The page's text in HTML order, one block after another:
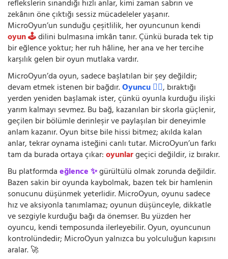
reflekslerin sınandığı hızlı anlar, kimi zaman sabrın ve
zekânın öne çıktığı sessiz mücadeleler yaşanır.
MicroOyun’un sunduğu çeşitlilik, her oyuncunun kendi
oyun 🕹️dilini bulmasına imkân tanır. Çünkü burada tek tip
bir eğlence yoktur; her ruh hâline, her ana ve her tercihe
karşılık gelen bir oyun mutlaka vardır.
MicroOyun’da oyun, sadece başlatılan bir şey değildir;
devam etmek istenen bir bağdır.Oyuncu 🧍‍♂️, bıraktığı
yerden yeniden başlamak ister, çünkü oyunla kurduğu ilişki
yarım kalmayı sevmez. Bu bağ, kazanılan bir skorla güçlenir,
geçilen bir bölümle derinleşir ve paylaşılan bir deneyimle
anlam kazanır. Oyun bitse bile hissi bitmez; akılda kalan
anlar, tekrar oynama isteğini canlı tutar. MicroOyun’un farkı
tam da burada ortaya çıkar:oyunlargeçici değildir, iz bırakır.
Bu platformdaeğlence ✨gürültülü olmak zorunda değildir.
Bazen sakin bir oyunda kaybolmak, bazen tek bir hamlenin
sonucunu düşünmek yeterlidir. MicroOyun, oyunu sadece
hız ve aksiyonla tanımlamaz; oyunun düşünceyle, dikkatle
ve sezgiyle kurduğu bağı da önemser. Bu yüzden her
oyuncu, kendi temposunda ilerleyebilir. Oyun, oyuncunun
kontrolündedir; MicroOyun yalnızca bu yolculuğun kapısını
aralar. 🚀